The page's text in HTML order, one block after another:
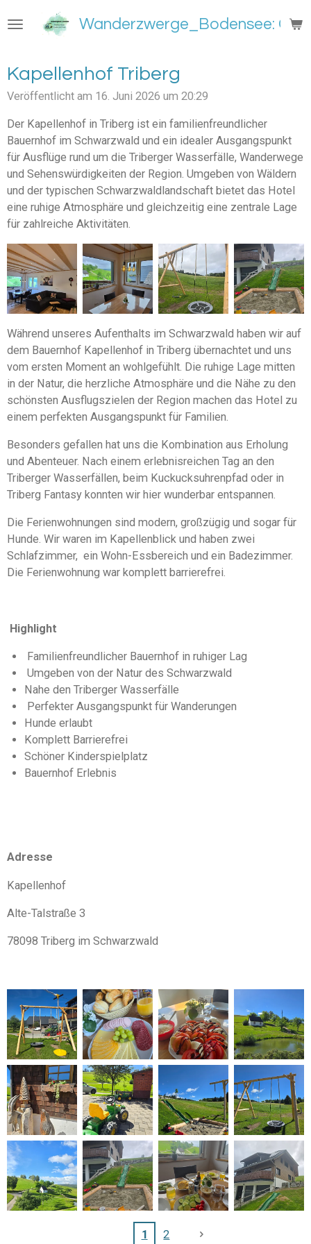
Hauptinhalt
Wanderzwerge_Bodensee:
Kapellenhof Triberg
Veröffentlicht am 16. Juni 2026 um 20:29
Der Kapellenhof in Triberg ist ein familienfreundlicher
Bauernhof im Schwarzwald und ein idealer Ausgangspunkt
für Ausflüge rund um die Triberger Wasserfälle, Wanderwege
und Sehenswürdigkeiten der Region. Umgeben von Wäldern
und der typischen Schwarzwaldlandschaft bietet das Hotel
eine ruhige Atmosphäre und gleichzeitig eine zentrale Lage
für zahlreiche Aktivitäten.
Während unseres Aufenthalts im Schwarzwald haben wir auf
dem Bauernhof Kapellenhof in Triberg übernachtet und uns
vom ersten Moment an wohlgefühlt. Die ruhige Lage mitten
in der Natur, die herzliche Atmosphäre und die Nähe zu den
schönsten Ausflugszielen der Region machen das Hotel zu
einem perfekten Ausgangspunkt für Familien.
Besonders gefallen hat uns die Kombination aus Erholung
und Abenteuer. Nach einem erlebnisreichen Tag an den
Triberger Wasserfällen, beim Kuckucksuhrenpfad oder in
Triberg Fantasy konnten wir hier wunderbar entspannen.
Die Ferienwohnungen sind modern, großzügig und sogar für
Hunde. Wir waren im Kapellenblick und haben zwei
Schlafzimmer, ein Wohn-Essbereich und ein Badezimmer.
Die Ferienwohnung war komplett barrierefrei.
Highlight
Familienfreundlicher Bauernhof in ruhiger Lag
Umgeben von der Natur des Schwarzwald
Nahe den Triberger Wasserfälle
Perfekter Ausgangspunkt für Wanderungen
Hunde erlaubt
Komplett Barrierefrei
Schöner Kinderspielplatz
Bauernhof Erlebnis
Adresse
Kapellenhof
Alte-Talstraße 3
78098 Triberg im Schwarzwald
1 2